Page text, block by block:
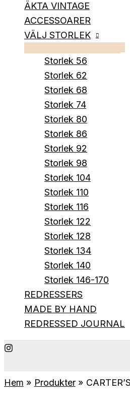
ÄKTA VINTAGE
ACCESSOARER
VÄLJ STORLEK
Storlek 56
Storlek 62
Storlek 68
Storlek 74
Storlek 80
Storlek 86
Storlek 92
Storlek 98
Storlek 104
Storlek 110
Storlek 116
Storlek 122
Storlek 128
Storlek 134
Storlek 140
Storlek 146-170
REDRESSERS
MADE BY HAND
REDRESSED JOURNAL
Hem Produkter